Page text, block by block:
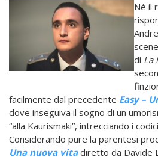
Né il
di La
facilmente dal precedente Easy –
dove inseguiva il sogno di un
“alla Kaurismaki”, intrecciando i
Considerando pure la parentesi
Una nuova vitadiretto da Davide